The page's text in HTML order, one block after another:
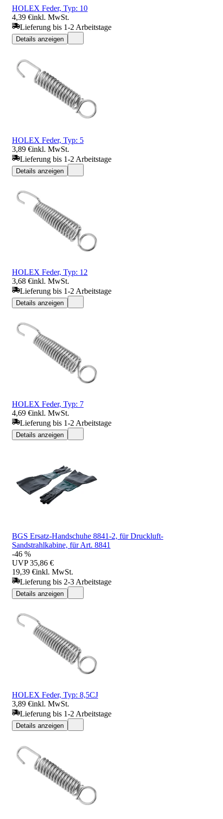
HOLEX Feder, Typ: 10
4,39 €inkl. MwSt.
Lieferung bis 1-2 Arbeitstage
Details anzeigen
HOLEX Feder, Typ: 5
3,89 €inkl. MwSt.
Lieferung bis 1-2 Arbeitstage
Details anzeigen
HOLEX Feder, Typ: 12
3,68 €inkl. MwSt.
Lieferung bis 1-2 Arbeitstage
Details anzeigen
HOLEX Feder, Typ: 7
4,69 €inkl. MwSt.
Lieferung bis 1-2 Arbeitstage
Details anzeigen
BGS Ersatz-Handschuhe 8841-2, für Druckluft-
Sandstrahlkabine, für Art. 8841
-46 %
UVP 35,86 €
19,39 €inkl. MwSt.
Lieferung bis 2-3 Arbeitstage
Details anzeigen
HOLEX Feder, Typ: 8,5CJ
3,89 €inkl. MwSt.
Lieferung bis 1-2 Arbeitstage
Details anzeigen